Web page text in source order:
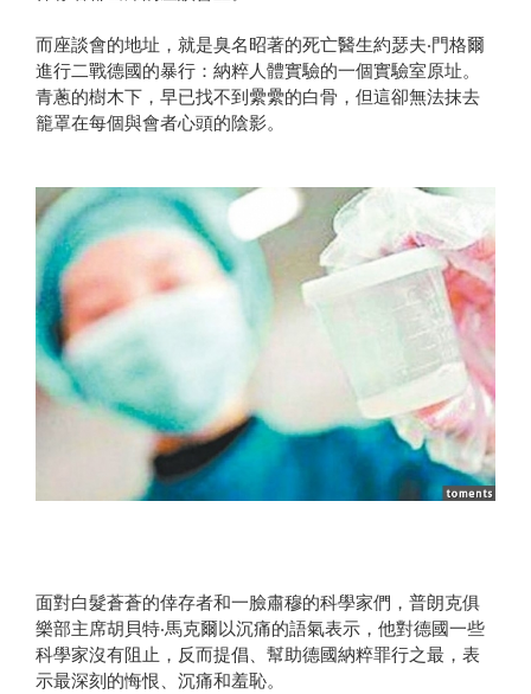
而座談會的地址，就是臭名昭著的死亡醫生約瑟夫‧門格爾
進行二戰德國的暴行：納粹人體實驗的一個實驗室原址。
青蔥的樹木下，早已找不到纍纍的白骨，但這卻無法抹去
籠罩在每個與會者心頭的陰影。
面對白髮蒼蒼的倖存者和一臉肅穆的科學家們，普朗克俱
樂部主席胡貝特‧馬克爾以沉痛的語氣表示，他對德國一些
科學家沒有阻止，反而提倡、幫助德國納粹罪行之最，表
示最深刻的悔恨、沉痛和羞恥。